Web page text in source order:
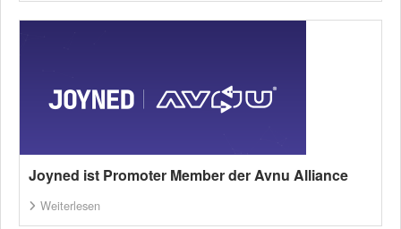
Joyned ist Promoter Member der Avnu Alliance
Weiterlesen